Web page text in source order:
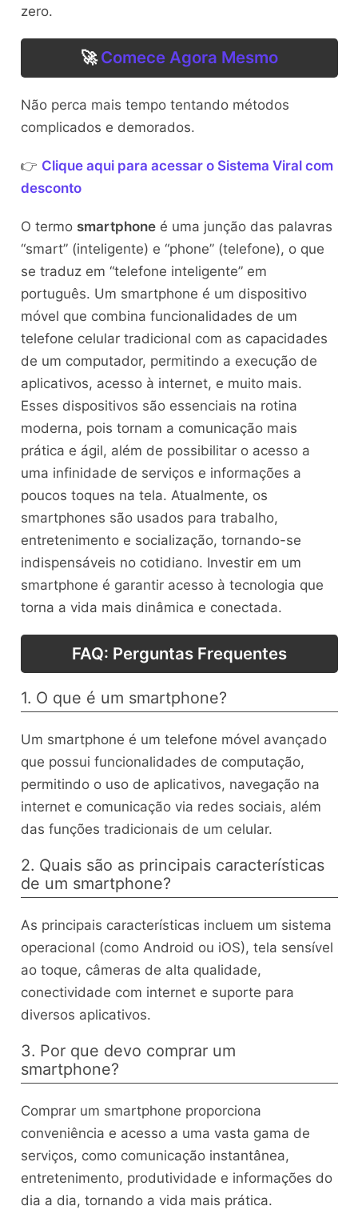
zero.
🚀Comece Agora Mesmo
Não perca mais tempo tentando métodos
complicados e demorados.
👉 Clique aqui para acessar o Sistema Viral com
desconto
O termo smartphoneé uma junção das palavras
“smart” (inteligente) e “phone” (telefone), o que
se traduz em “telefone inteligente” em
português. Um smartphone é um dispositivo
móvel que combina funcionalidades de um
telefone celular tradicional com as capacidades
de um computador, permitindo a execução de
aplicativos, acesso à internet, e muito mais.
Esses dispositivos são essenciais na rotina
moderna, pois tornam a comunicação mais
prática e ágil, além de possibilitar o acesso a
uma infinidade de serviços e informações a
poucos toques na tela. Atualmente, os
smartphones são usados para trabalho,
entretenimento e socialização, tornando-se
indispensáveis no cotidiano. Investir em um
smartphone é garantir acesso à tecnologia que
torna a vida mais dinâmica e conectada.
FAQ: Perguntas Frequentes
1. O que é um smartphone?
Um smartphone é um telefone móvel avançado
que possui funcionalidades de computação,
permitindo o uso de aplicativos, navegação na
internet e comunicação via redes sociais, além
das funções tradicionais de um celular.
2. Quais são as principais características
de um smartphone?
As principais características incluem um sistema
operacional (como Android ou iOS), tela sensível
ao toque, câmeras de alta qualidade,
conectividade com internet e suporte para
diversos aplicativos.
3. Por que devo comprar um
smartphone?
Comprar um smartphone proporciona
conveniência e acesso a uma vasta gama de
serviços, como comunicação instantânea,
entretenimento, produtividade e informações do
dia a dia, tornando a vida mais prática.